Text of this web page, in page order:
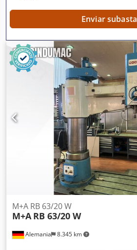
Enviar subasta
Alemania 8.345 km
M+A RB 63/20 W
M+A RB 63/20 W